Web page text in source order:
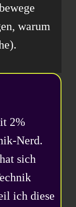
warum
2%
Nerd.
sich
ich diese